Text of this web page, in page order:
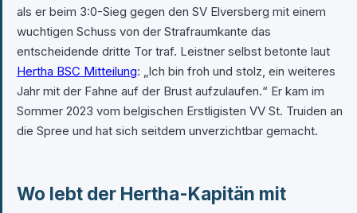
als er beim 3:0-Sieg gegen den SV Elversberg mit einem
wuchtigen Schuss von der Strafraumkante das
entscheidende dritte Tor traf. Leistner selbst betonte laut
Hertha BSC Mitteilung: „Ich bin froh und stolz, ein weiteres
Jahr mit der Fahne auf der Brust aufzulaufen.“ Er kam im
Sommer 2023 vom belgischen Erstligisten VV St. Truiden an
die Spree und hat sich seitdem unverzichtbar gemacht.
Wo lebt der Hertha-Kapitän mit